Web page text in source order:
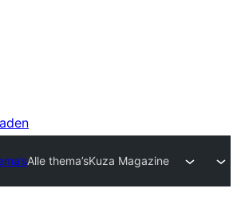
Alle thema’sKuza Magazine